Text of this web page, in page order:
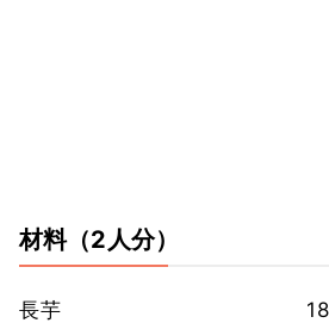
材料（2人分）
長芋